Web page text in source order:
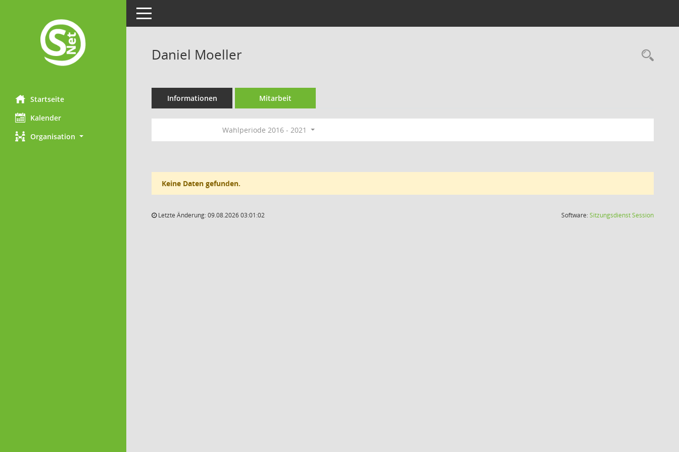
Startseite
Kalender
Organisation
Toggle navigation
Daniel Moeller
Informationen Mitarbeit
Wahlperiode 2016 - 2021
Keine Daten gefunden.
Letzte Änderung: 09.08.2026 03:01:02 Software:SitzungsdienstSession(Wird in